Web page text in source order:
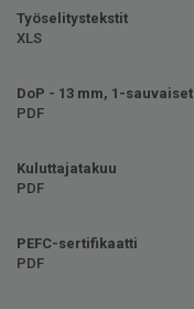
Työselitystekstit
XLS
DoP - 13 mm, 1-sauvaiset
PDF
Kuluttajatakuu
PDF
PEFC-sertifikaatti
PDF